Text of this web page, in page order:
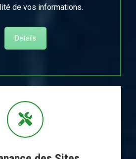
de vos informations.
Details